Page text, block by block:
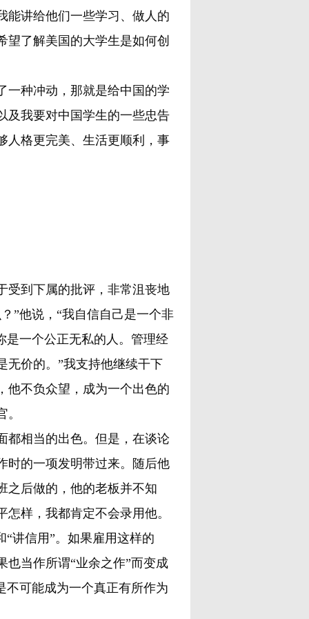
能讲给他们一些学习、做人的
望了解美国的大学生是如何创
一种冲动，那就是给中国的学
及我要对中国学生的一些忠告
人格更完美、生活更顺利，事
受到下属的批评，非常沮丧地
”他说，“我自信自己是一个非
是一个公正无私的人。管理经
无价的。”我支持他继续干下
他不负众望，成为一个出色的
都相当的出色。但是，在谈论
时的一项发明带过来。随后他
之后做的，他的老板并不知
样，我都肯定不会录用他。
讲信用”。如果雇用这样的
也当作所谓“业余之作”而变成
不可能成为一个真正有所作为